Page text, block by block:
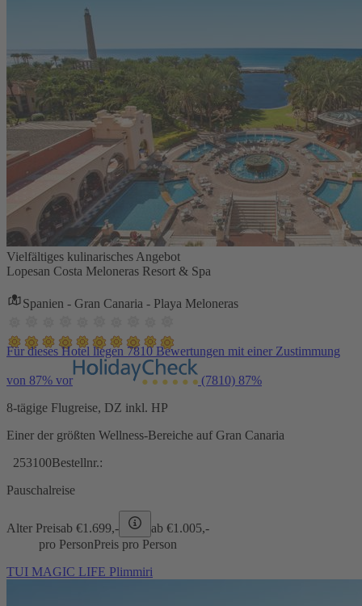
Vielfältiges kulinarisches Angebot
Lopesan Costa Meloneras Resort & Spa
Spanien - Gran Canaria - Playa Meloneras
Für dieses Hotel liegen 7810 Bewertungen mit einer Zustimmung
von 87% vor (7810) 87%
8-tägige Flugreise, DZ inkl. HP
Einer der größten Wellness-Bereiche auf Gran Canaria
253100Bestellnr.:
Pauschalreise
Alter Preisab €1.699,- ab €1.005,-
pro PersonPreis pro Person
TUI MAGIC LIFE Plimmiri